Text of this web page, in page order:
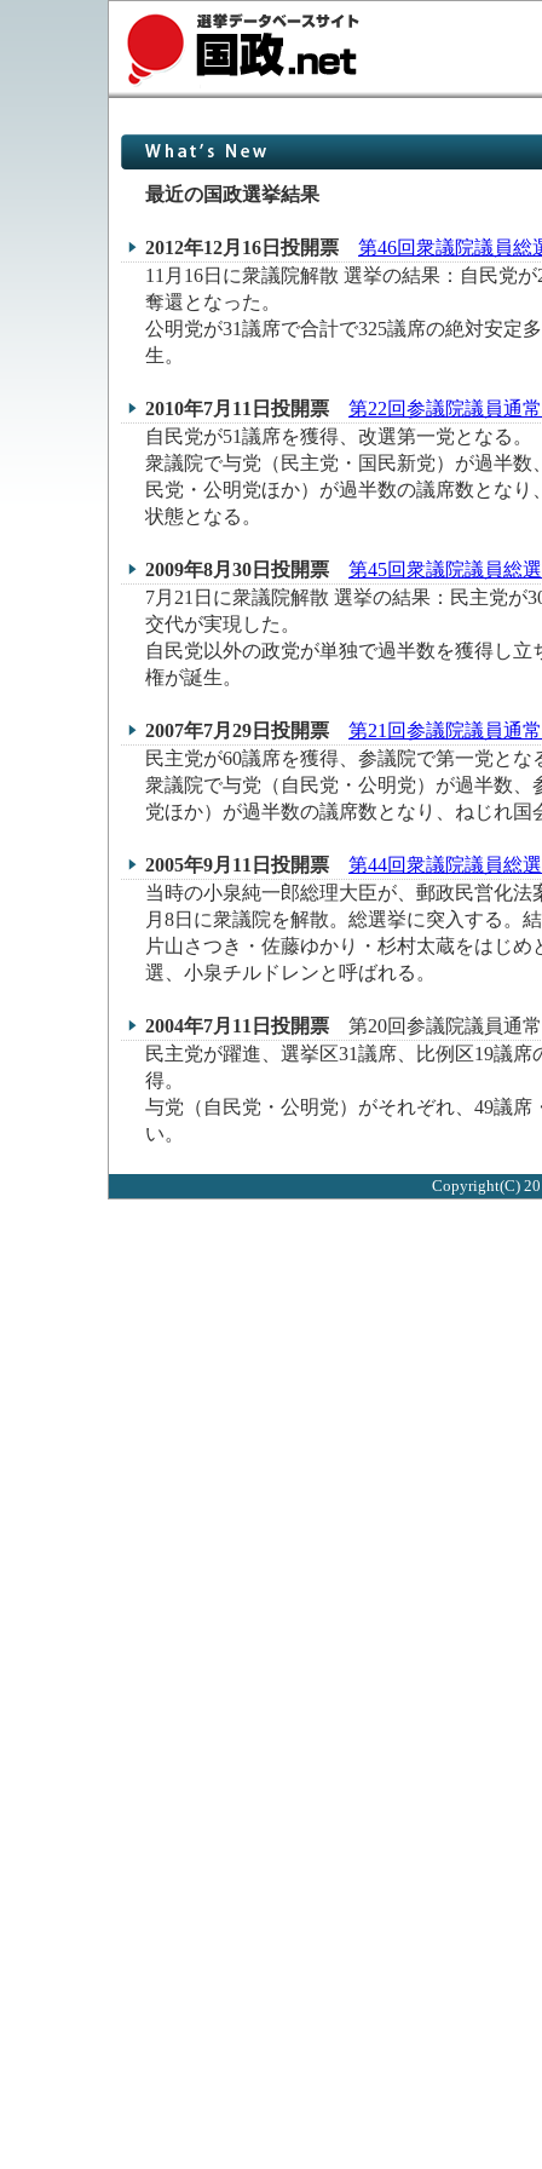
最近の国政選挙結果
2012年12月16日投開票
第46回衆議院議員総
11月16日に衆議院解散 選挙の結果：自民党
奪還となった。
公明党が31議席で合計で325議席の絶対安定
生。
2010年7月11日投開票
第22回参議院議員通
自民党が51議席を獲得、改選第一党となる。
衆議院で与党（民主党・国民新党）が過半数
民党・公明党ほか）が過半数の議席数となり
状態となる。
2009年8月30日投開票
第45回衆議院議員総
7月21日に衆議院解散 選挙の結果：民主党が
交代が実現した。
自民党以外の政党が単独で過半数を獲得し立
権が誕生。
2007年7月29日投開票
第21回参議院議員通
民主党が60議席を獲得、参議院で第一党とな
衆議院で与党（自民党・公明党）が過半数、
党ほか）が過半数の議席数となり、ねじれ国
2005年9月11日投開票
第44回衆議院議員総
当時の小泉純一郎総理大臣が、郵政民営化法
月8日に衆議院を解散。総選挙に突入する。
片山さつき・佐藤ゆかり・杉村太蔵をはじめ
選、小泉チルドレンと呼ばれる。
2004年7月11日投開票 第20回参議院議員通
民主党が躍進、選挙区31議席、比例区19議席
得。
与党（自民党・公明党）がそれぞれ、49議席
い。
Copyright(C)